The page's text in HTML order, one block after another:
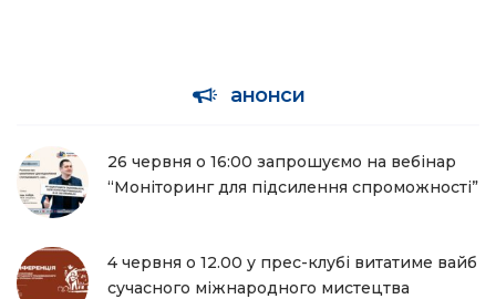
анонси
26 червня о 16:00 запрошуємо на вебінар
“Моніторинг для підсилення спроможності”
4 червня о 12.00 у прес-клубі витатиме вайб
сучасного міжнародного мистецтва